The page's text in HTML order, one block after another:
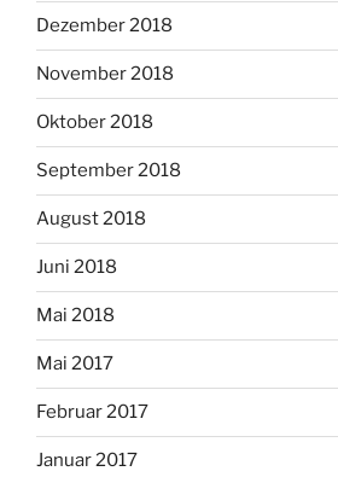
Dezember 2018
November 2018
Oktober 2018
September 2018
August 2018
Juni 2018
Mai 2018
Mai 2017
Februar 2017
Januar 2017